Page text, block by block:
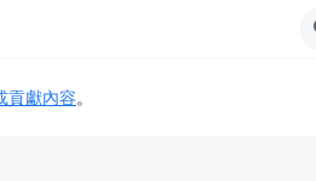
貢獻內容。